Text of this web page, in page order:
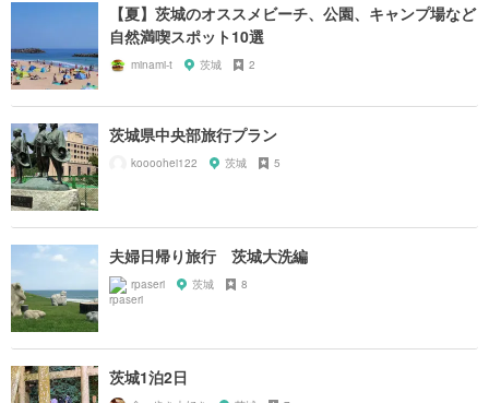
【夏】茨城のオススメビーチ、公園、キャンプ場など
自然満喫スポット10選
minami-t 茨城 2
茨城県中央部旅行プラン
koooohei122 茨城 5
夫婦日帰り旅行 茨城大洗編
rpaseri 茨城 8
茨城1泊2日